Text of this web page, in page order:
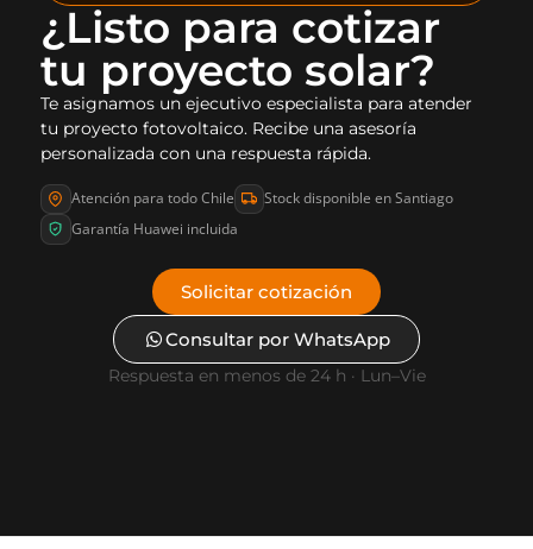
¿Listo para cotizar
tu proyecto solar?
Te asignamos un ejecutivo especialista para atender
tu proyecto fotovoltaico. Recibe una asesoría
personalizada con una respuesta rápida.
Atención para todo Chile
Stock disponible en Santiago
Garantía Huawei incluida
Solicitar cotización
Consultar por WhatsApp
Respuesta en menos de 24 h · Lun–Vie